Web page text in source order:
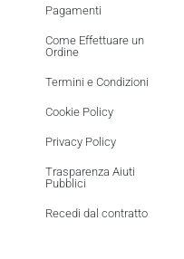
Pagamenti
Come Effettuare un
Ordine
Termini e Condizioni
Cookie Policy
Privacy Policy
Trasparenza Aiuti
Pubblici
Recedi dal contratto